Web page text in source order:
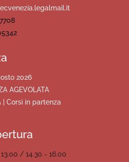
2026
AGEVOLATA
| Corsi in partenza
13.00 / 14.30 - 16.00